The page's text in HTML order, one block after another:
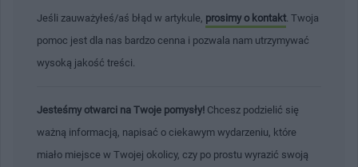
Jeśli zauważyłeś/aś błąd w artykule, prosimy o kontakt . Twoja
pomoc jest dla nas bardzo cenna i pozwala nam utrzymywać
wysoką jakość treści.
Jesteśmy otwarci na Twoje pomysły! Chcesz podzielić się
ważną informacją, napisać o ciekawym wydarzeniu, które
miało miejsce w Twojej okolicy, czy po prostu wyrazić swoją